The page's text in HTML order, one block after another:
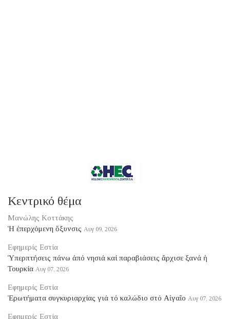
Κεντρικό θέμα
Μανώλης Κοττάκης
Ἡ ἐπερχόμενη ὄξυνσις Αυγ 09, 2026
Εφημερίς Εστία
Ὑπερπτήσεις πάνω ἀπό νησιά καί παραβιάσεις ἄρχισε ξανά ἡ
Τουρκία Αυγ 07, 2026
Εφημερίς Εστία
Ἐρωτήματα συγκυριαρχίας γιά τό καλώδιο στό Αἰγαῖο Αυγ 07, 2026
Εφημερίς Εστία